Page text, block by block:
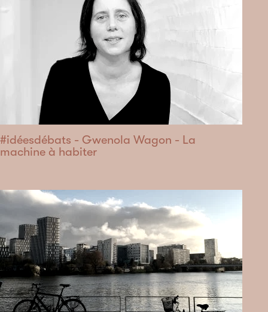
#idéesdébats - Gwenola Wagon - La
machine à habiter